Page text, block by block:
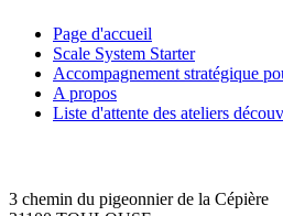
Page d'accueil
Scale System Starter
Accompagnement stratégique
A propos
Liste d'attente des ateliers
3 chemin du pigeonnier de la Cépière